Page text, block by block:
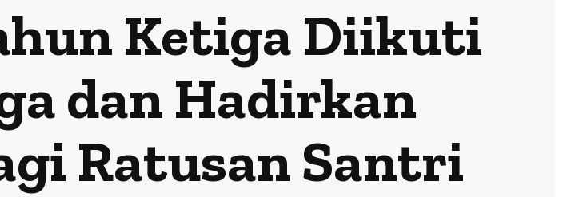
Ketiga Diikuti
dan Hadirkan
Ratusan Santri